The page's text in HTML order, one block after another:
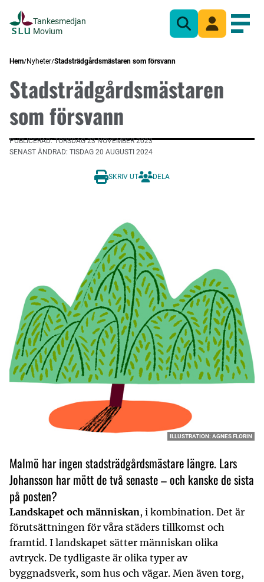
Tankesmedjan
Movium
Sök Mina sidor
Hem Nyheter Stadsträdgårdsmästaren som försvann
Stadsträdgårdsmästaren
som försvann
PUBLICERAD: TORSDAG 23 NOVEMBER 2023
SENAST ÄNDRAD: TISDAG 20 AUGUSTI 2024
SKRIV UT DELA
ILLUSTRATION: AGNES FLORIN
Malmö har ingen stadsträdgårdsmästare längre. Lars
Johansson har mött de två senaste – och kanske de sista
på posten?
Landskapet och människan, i kombination. Det är
förutsättningen för våra städers tillkomst och
framtid. I landskapet sätter människan olika
avtryck. De tydligaste är olika typer av
byggnadsverk, som hus och vägar. Men även torg,